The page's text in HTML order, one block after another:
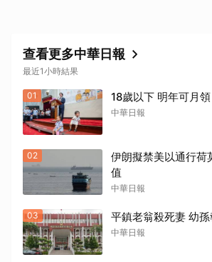
查看更多中華日報
最近1小時結果
01 18歲以下 明年可月
中華日報
02
伊朗擬禁美以通行荷
值
中華日報
03 平鎮老翁殺死妻 幼孫
中華日報